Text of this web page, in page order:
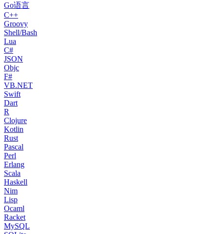
Go语言
C++
Groovy
Shell/Bash
Lua
C#
JSON
Objc
F#
VB.NET
Swift
Dart
R
Clojure
Kotlin
Rust
Pascal
Perl
Erlang
Scala
Haskell
Nim
Lisp
Ocaml
Racket
MySQL